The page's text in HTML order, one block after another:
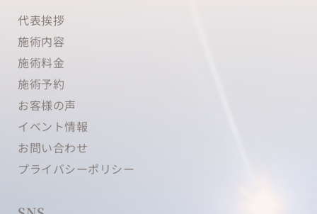
代表挨拶
施術内容
施術料金
施術予約
お客様の声
イベント情報
お問い合わせ
プライバシーポリシー